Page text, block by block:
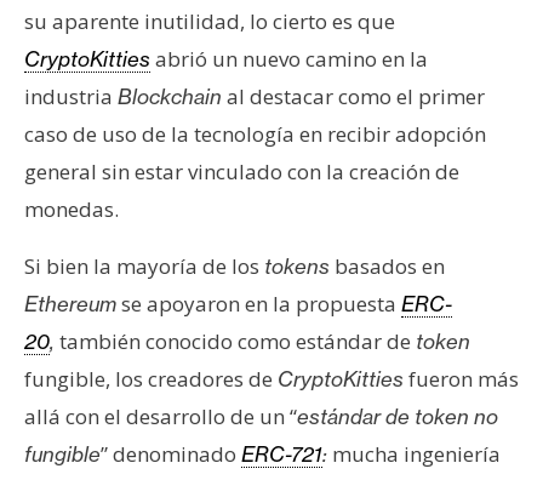
su aparente inutilidad, lo cierto es que
CryptoKitties abrió un nuevo camino en la
industria Blockchain al destacar como el primer
caso de uso de la tecnología en recibir adopción
general sin estar vinculado con la creación de
monedas.
Si bien la mayoría de los tokens basados ​​en
Ethereumse apoyaron en la propuesta ERC-
20, también conocido como estándar de token
fungible, los creadores de CryptoKitties fueron más
allá con el desarrollo de un “estándar de token no
fungible” denominado ERC-721: mucha ingeniería